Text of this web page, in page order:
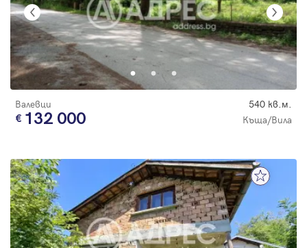
Валевци 540 кв.м.
132 000 Къща/Вила